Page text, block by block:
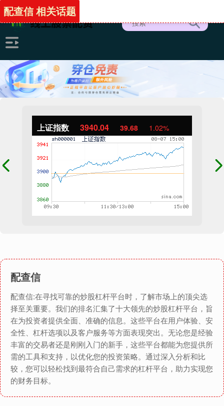
上证指数 3940.04 39.68 1.02%
配查信
配查信:在寻找可靠的炒股杠杆平台时，了解市场上的顶尖选
择至关重要。我们的排名汇集了十大领先的炒股杠杆平台，旨
在为投资者提供全面、准确的信息。这些平台在用户体验、安
全性、杠杆选项以及客户服务等方面表现突出。无论您是经验
丰富的交易者还是刚刚入门的新手，这些平台都能为您提供所
需的工具和支持，以优化您的投资策略。通过深入分析和比
较，您可以轻松找到最符合自己需求的杠杆平台，助力实现您
的财务目标。
配查信 相关话题